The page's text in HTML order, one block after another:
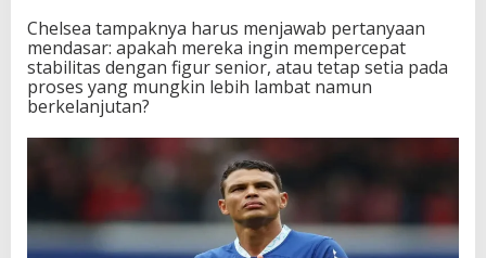
Chelsea tampaknya harus menjawab pertanyaan
mendasar: apakah mereka ingin mempercepat
stabilitas dengan figur senior, atau tetap setia pada
proses yang mungkin lebih lambat namun
berkelanjutan?